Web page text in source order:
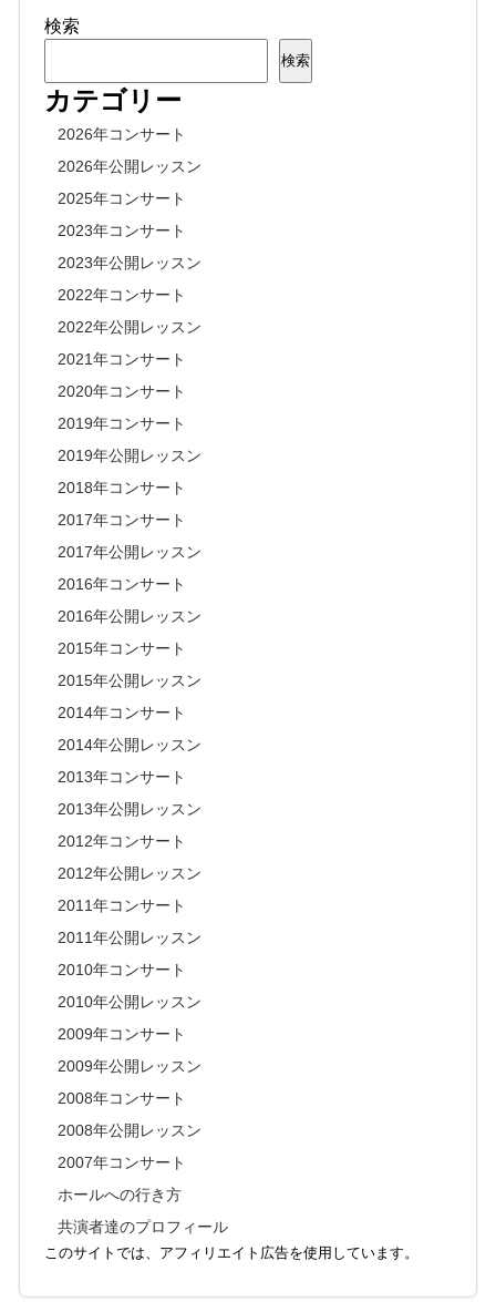
検索
検索
カテゴリー
2026年コンサート
2026年公開レッスン
2025年コンサート
2023年コンサート
2023年公開レッスン
2022年コンサート
2022年公開レッスン
2021年コンサート
2020年コンサート
2019年コンサート
2019年公開レッスン
2018年コンサート
2017年コンサート
2017年公開レッスン
2016年コンサート
2016年公開レッスン
2015年コンサート
2015年公開レッスン
2014年コンサート
2014年公開レッスン
2013年コンサート
2013年公開レッスン
2012年コンサート
2012年公開レッスン
2011年コンサート
2011年公開レッスン
2010年コンサート
2010年公開レッスン
2009年コンサート
2009年公開レッスン
2008年コンサート
2008年公開レッスン
2007年コンサート
ホールへの行き方
共演者達のプロフィール
このサイトでは、アフィリエイト広告を使用しています。